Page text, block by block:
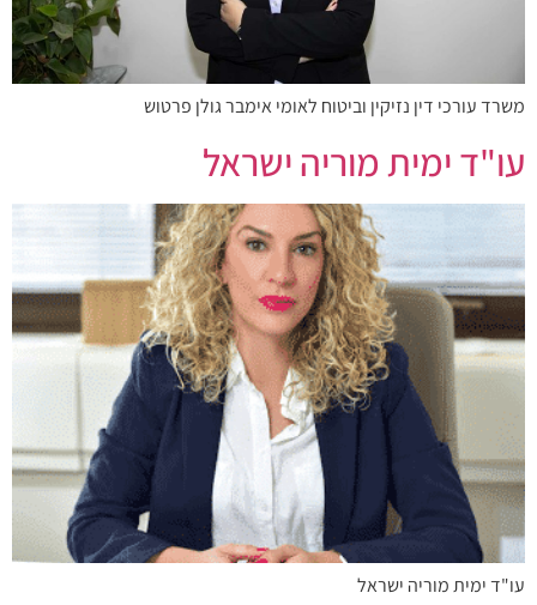
משרד עורכי דין נזיקין וביטוח לאומי אימבר גולן פרטוש
עו"ד ימית מוריה ישראל
עו"ד ימית מוריה ישראל